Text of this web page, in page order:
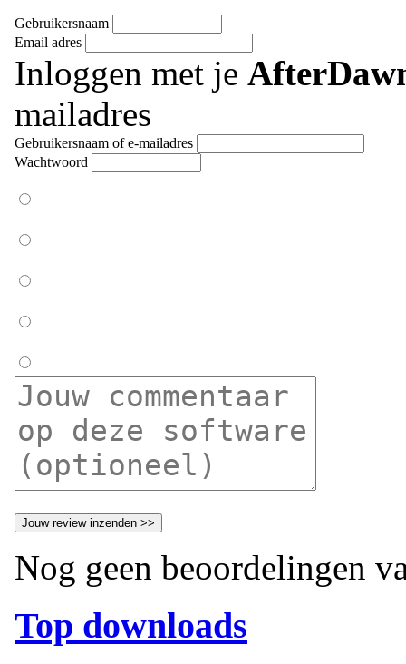
Gebruikersnaam
Email adres
Inloggen met je
mailadres
Gebruikersnaam of e-mailadres
Wachtwoord
Nog geen beoordelingen
Top downloads